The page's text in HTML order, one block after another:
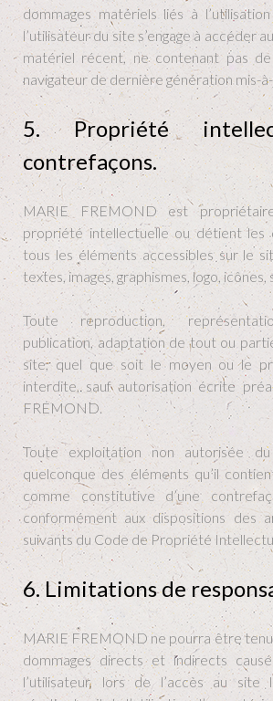
dommages matériels liés à
l’utilisateur du site s’engage à accéder
matériel récent, ne contenant pas
navigateur de dernière génération mis-
5. Propriété
contrefaçons.
MARIE FREMOND est
propriété intellectuelle ou détient les
tous les éléments accessibles sur le
textes, images, graphismes, logo, icônes,
Toute reproduction,
publication, adaptation de tout ou
site, quel que soit le moyen ou le
interdite, sauf autorisation écrite
FREMOND.
Toute exploitation non autorisée
quelconque des éléments qu’il
comme constitutive d’une
conformément aux dispositions des
suivants du Code de Propriété
6. Limitations de
MARIE FREMOND ne pourra être
dommages directs et indirects
l’utilisateur, lors de l’accès au site